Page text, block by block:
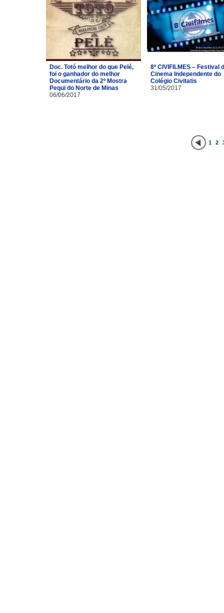
Doc. Totó melhor do que Pelé,
foi o ganhador do melhor
Documentário da 2º Mostra
Pequi do Norte de Minas
06/06/2017
8º CIVIFILMES – Festival
Cinema Independente do
Colégio Civitatis
31/05/2017
1 2